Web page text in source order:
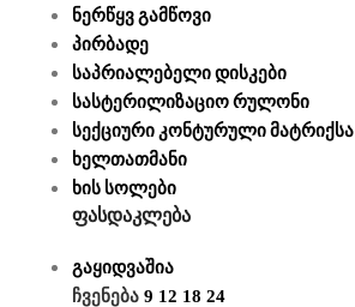
ნერწყვ გამწოვი
პირბადე
საპრიალებელი დისკები
სასტერილიზაციო რულონი
სექციური კონტურული მატრიქსა
ხელთათმანი
ხის სოლები
ფასდაკლება
გაყიდვაშია
ჩვენება 9 12 18 24